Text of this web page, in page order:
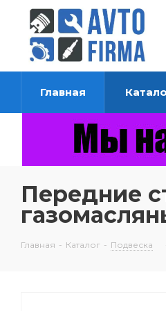
Главная
Передние
Главная - Каталог - Подвеска